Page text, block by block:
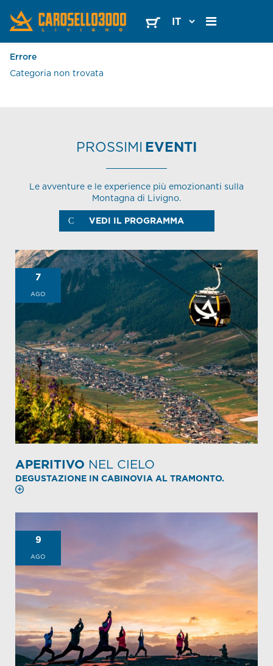
Errore
Categoria non trovata
PROSSIMI EVENTI
Le avventure e le experience più emozionanti sulla
Montagna di Livigno.
VEDI IL PROGRAMMA
7
AGO
APERITIVO NEL CIELO
DEGUSTAZIONE IN CABINOVIA AL TRAMONTO.
9
AGO